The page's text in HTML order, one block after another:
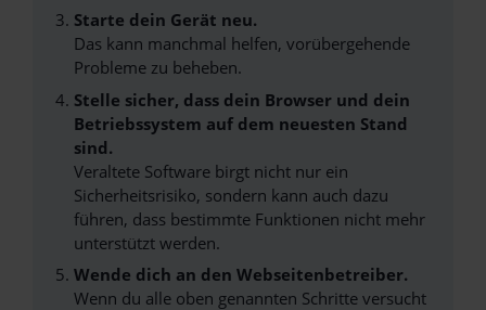
Starte dein Gerät neu.
Das kann manchmal helfen, vorübergehende
Probleme zu beheben.
Stelle sicher, dass dein Browser und dein
Betriebssystem auf dem neuesten Stand
sind.
Veraltete Software birgt nicht nur ein
Sicherheitsrisiko, sondern kann auch dazu
führen, dass bestimmte Funktionen nicht mehr
unterstützt werden.
Wende dich an den Webseitenbetreiber.
Wenn du alle oben genannten Schritte versucht